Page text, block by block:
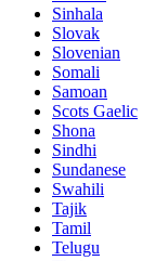
Sinhala
Slovak
Slovenian
Somali
Samoan
Scots Gaelic
Shona
Sindhi
Sundanese
Swahili
Tajik
Tamil
Telugu